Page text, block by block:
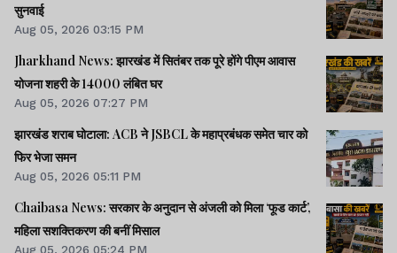
सुनवाई
Aug 05, 2026 03:15 PM
Jharkhand News: झारखंड में सितंबर तक पूरे होंगे पीएम आवास
योजना शहरी के 14000 लंबित घर
Aug 05, 2026 07:27 PM
झारखंड शराब घोटाला: ACB ने JSBCL के महाप्रबंधक समेत चार को
फिर भेजा समन
Aug 05, 2026 05:11 PM
Chaibasa News: सरकार के अनुदान से अंजली को मिला ‘फूड कार्ट’,
महिला सशक्तिकरण की बनीं मिसाल
Aug 05, 2026 05:24 PM